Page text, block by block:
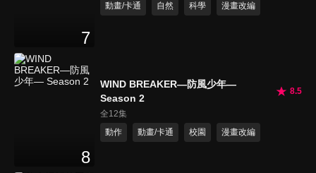
7
動畫/卡通
自然 科學 漫畫改編
8
WIND BREAKER—防風少年—
Season 2
8.5
全12集
動作
動畫/卡通 校園 漫畫改編